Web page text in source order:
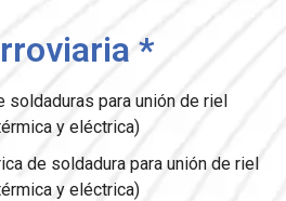
*
soldaduras para unión de riel
y eléctrica)
de soldadura para unión de riel
y eléctrica)